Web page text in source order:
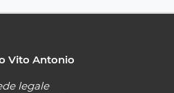
Vito Antonio
legale